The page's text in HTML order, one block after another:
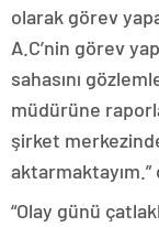
olarak görev
A.C’nin görev
sahasını
müdürüne
şirket
aktarmaktayım.”
“Olay günü